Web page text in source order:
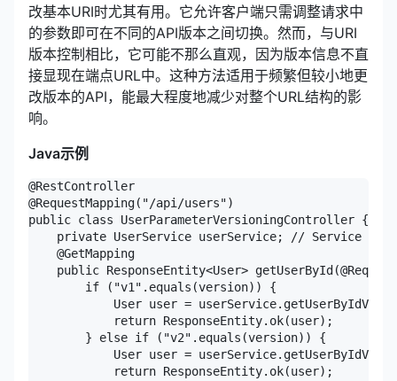
改基本URI时尤其有用。它允许客户端只需调整请求中
的参数即可在不同的API版本之间切换。然而，与URI
版本控制相比，它可能不那么直观，因为版本信息不直
接显现在端点URL中。这种方法适用于频繁但较小地更
改版本的API，能最大程度地减少对整个URL结构的影
响。
Java示例
@RestController
@RequestMapping("/api/users")
public class UserParameterVersioningController {
private UserService userService; // Service for
    @GetMapping
public ResponseEntity<User>
        if ("v1".equals(version)) {
User user =
            return ResponseEntity.ok(user);
        } else if ("v2".equals(version)) {
User user =
            return ResponseEntity.ok(user);